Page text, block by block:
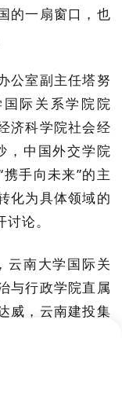
的一扇窗口，也
公室副主任塔努
际关系学院院
济科学院社会经
，中国外交学院
手向未来”的主
化为具体领域的
论。
云南大学国际关
与行政学院直属
威，云南建投集